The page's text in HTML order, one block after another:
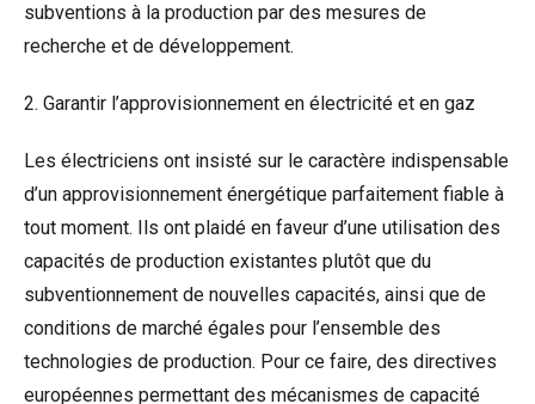
subventions à la production par des mesures de
recherche et de développement.
2. Garantir l’approvisionnement en électricité et en gaz
Les électriciens ont insisté sur le caractère indispensable
d’un approvisionnement énergétique parfaitement fiable à
tout moment. Ils ont plaidé en faveur d’une utilisation des
capacités de production existantes plutôt que du
subventionnement de nouvelles capacités, ainsi que de
conditions de marché égales pour l’ensemble des
technologies de production. Pour ce faire, des directives
européennes permettant des mécanismes de capacité